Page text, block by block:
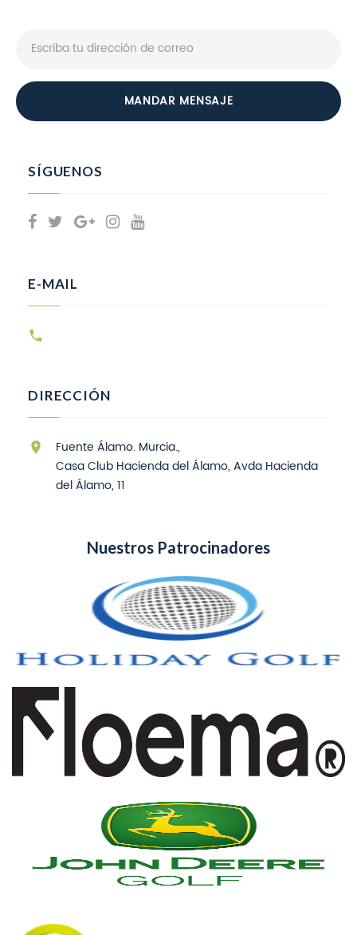
MANDAR MENSAJE
SÍGUENOS
E-MAIL
DIRECCIÓN
Fuente Álamo. Murcia.,
Casa Club Hacienda del Álamo, Avda Hacienda
del Álamo, 11
Nuestros Patrocinadores